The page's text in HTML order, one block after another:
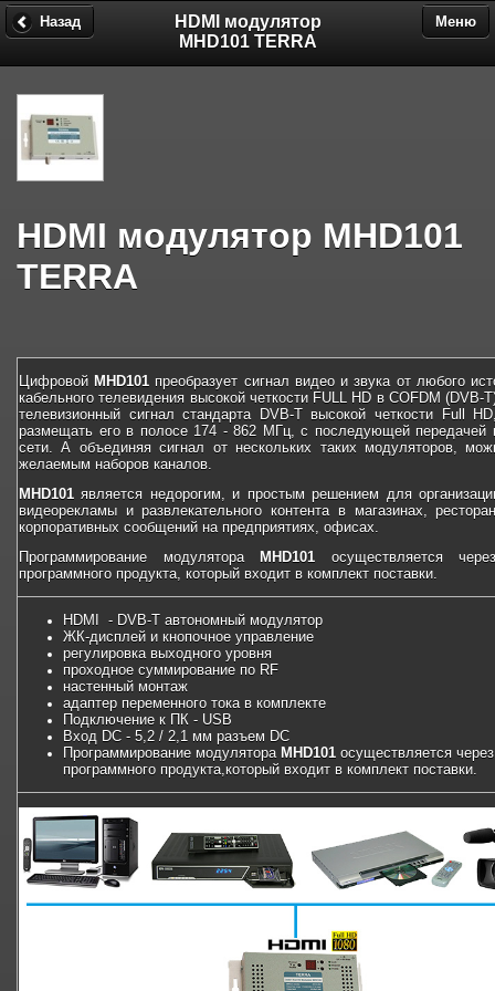
HDMI модулятор
MHD101 TERRA
Назад Меню
HDMI модулятор MHD101
TERRA
Цифровой MHD101 преобразует сигнал видео и звука от любого
кабельного телевидения высокой четкости FULL HD в COFDM
телевизионный сигнал стандарта DVB-T высокой четкости Full
размещать его в полосе 174 - 862 МГц, с последующей передачей
сети. А объединяя сигнал от нескольких таких модуляторов,
желаемым наборов каналов.
MHD101 является недорогим, и простым решением для
видеорекламы и развлекательного контента в магазинах,
корпоративных сообщений на предприятиях, офисах.
Программирование модулятора
MHD101 осуществляется
программного продукта, который входит в комплект поставки.
HDMI - DVB-T автономный модулятор
ЖК-дисплей и кнопочное управление
регулировка выходного уровня
проходное суммирование по RF
настенный монтаж
адаптер переменного тока в комплекте
Подключение к ПК - USB
Вход DC - 5,2 / 2,1 мм разъем DC
Программирование модулятора MHD101 осуществляется
программного продукта,который входит в комплект поставки.